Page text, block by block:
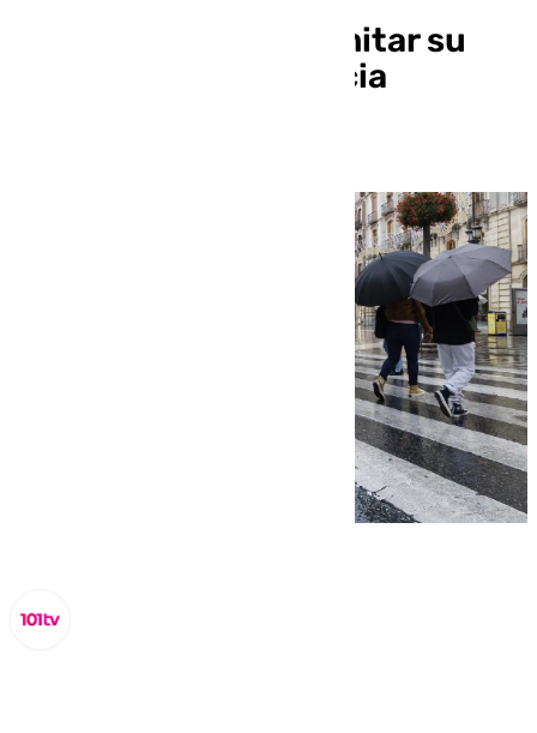
Granada consigue limitar su
Zona de Gran Afluencia